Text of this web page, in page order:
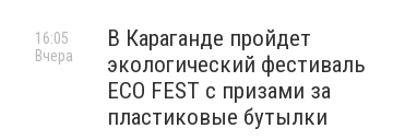
В Караганде пройдет
экологический фестиваль
ECO FEST с призами за
пластиковые бутылки
16:05
Вчера